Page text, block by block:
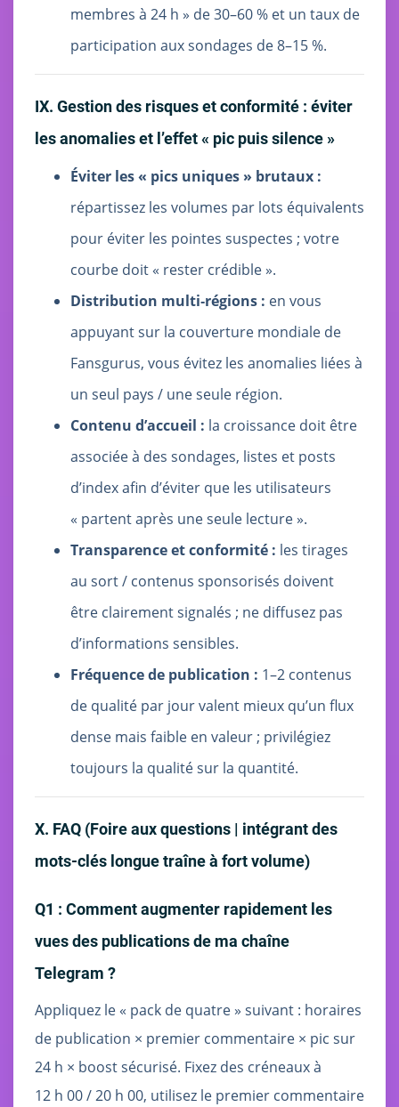
membres à 24 h » de 30–60 % et un taux de
participation aux sondages de 8–15 %.
IX. Gestion des risques et conformité : éviter
les anomalies et l’effet « pic puis silence »
Éviter les « pics uniques » brutaux :
répartissez les volumes par lots équivalents
pour éviter les pointes suspectes ; votre
courbe doit « rester crédible ».
Distribution multi‑régions : en vous
appuyant sur la couverture mondiale de
Fansgurus, vous évitez les anomalies liées à
un seul pays / une seule région.
Contenu d’accueil : la croissance doit être
associée à des sondages, listes et posts
d’index afin d’éviter que les utilisateurs
« partent après une seule lecture ».
Transparence et conformité : les tirages
au sort / contenus sponsorisés doivent
être clairement signalés ; ne diffusez pas
d’informations sensibles.
Fréquence de publication : 1–2 contenus
de qualité par jour valent mieux qu’un flux
dense mais faible en valeur ; privilégiez
toujours la qualité sur la quantité.
X. FAQ (Foire aux questions | intégrant des
mots‑clés longue traîne à fort volume)
Q1 : Comment augmenter rapidement les
vues des publications de ma chaîne
Telegram ?
Appliquez le « pack de quatre » suivant : horaires
de publication × premier commentaire × pic sur
24 h × boost sécurisé. Fixez des créneaux à
12 h 00 / 20 h 00, utilisez le premier commentaire